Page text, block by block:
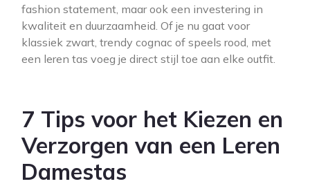
fashion statement, maar ook een investering in
kwaliteit en duurzaamheid. Of je nu gaat voor
klassiek zwart, trendy cognac of speels rood, met
een leren tas voeg je direct stijl toe aan elke outfit.
7 Tips voor het Kiezen en
Verzorgen van een Leren
Damestas